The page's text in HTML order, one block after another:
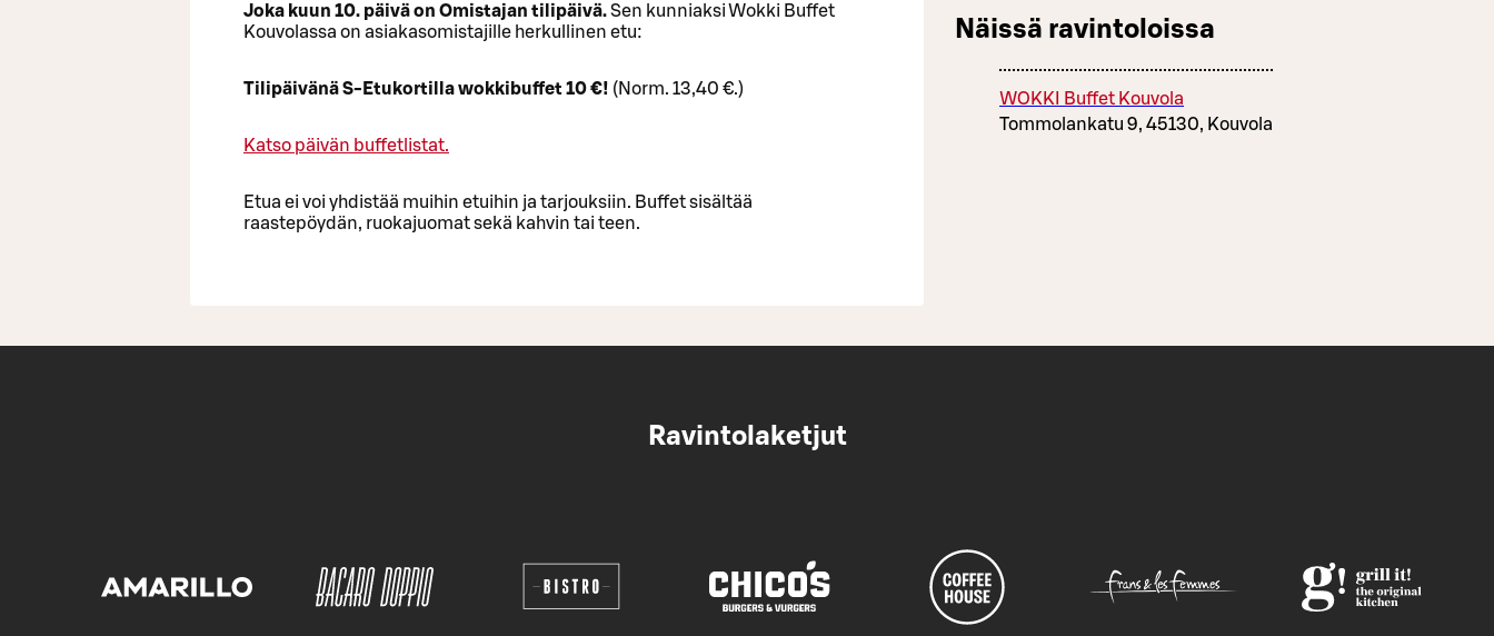
Joka kuun 10. päivä on Omistajan tilipäivä.Sen kunniaksi Wokki Buffet
Kouvolassa on asiakasomistajille herkullinen etu:
Tilipäivänä S-Etukortilla wokkibuffet 10 €! (Norm. 13,40 €.)
Katso päivän buffetlistat.
Etua ei voi yhdistää muihin etuihin ja tarjouksiin. Buffet sisältää
raastepöydän, ruokajuomat sekä kahvin tai teen.
Näissä ravintoloissa
WOKKI Buffet Kouvola
Tommolankatu 9, 45130, Kouvola
Ravintolaketjut